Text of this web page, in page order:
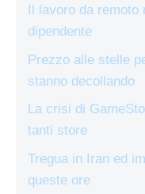
Il lavoro da remoto
dipendente
Prezzo alle stelle
stanno decollando
La crisi di
tanti store
Tregua in Iran ed
queste ore